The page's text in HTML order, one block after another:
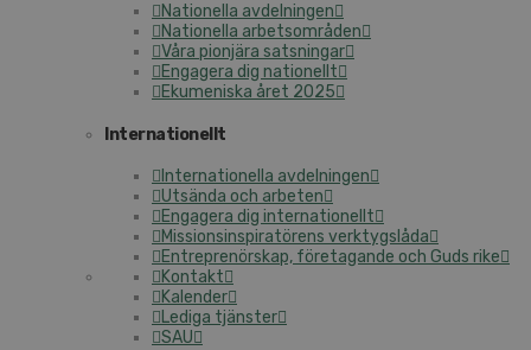
Nationella avdelningen
Nationella arbetsområden
Våra pionjära satsningar
Engagera dig nationellt
Ekumeniska året 2025
Internationellt
Internationella avdelningen
Utsända och arbeten
Engagera dig internationellt
Missionsinspiratörens verktygslåda
Entreprenörskap, företagande och Guds rike
Kontakt
Kalender
Lediga tjänster
SAU